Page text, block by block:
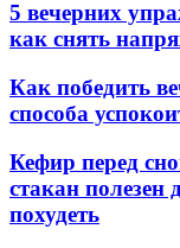
5 вечерних
как снять
Как победить
способа
Кефир перед
стакан полезен
похудеть